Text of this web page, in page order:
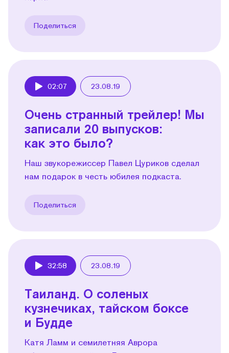
Поделиться
02:07 23.08.19
Очень странный трейлер! Мы
записали 20 выпусков:
как это было?
Наш звукорежиссер Павел Цуриков сделал
нам подарок в честь юбилея подкаста.
Поделиться
32:58 23.08.19
Таиланд. О соленых
кузнечиках, тайском боксе
и Будде
Катя Ламм и семилетняя Аврора